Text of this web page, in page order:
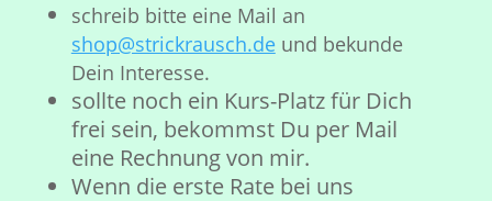
schreib bitte eine Mail an
shop@strickrausch.deund bekunde
Dein Interesse.
sollte noch ein Kurs-Platz für Dich
frei sein, bekommst Du per Mail
eine Rechnung von mir.
Wenn die erste Rate bei uns